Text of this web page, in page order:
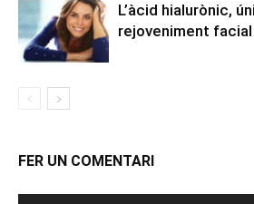
L’àcid hialurònic,
rejoveniment facial
FER UN COMENTARI